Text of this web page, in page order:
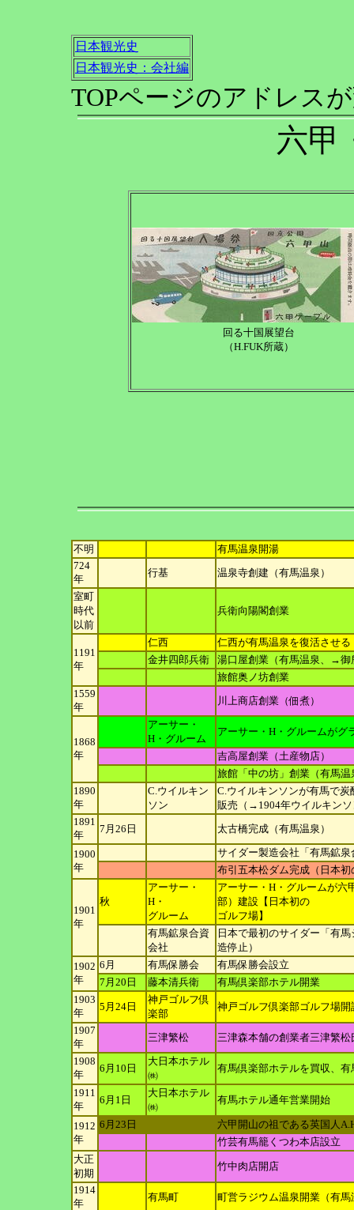
日本観光史
日本観光史：会社編
TOPページのアドレス
六甲
回る十国展望台
（H.FUK所蔵）
不明
有馬温泉開湯
724
年
行基
温泉寺創建（有馬温泉）
室町
時代
以前
兵衛向陽閣創業
1191
年
仁西
仁西が有馬温泉を復活させる
金井四郎兵衛
湯口屋創業（有馬温泉、→御
旅館奥ノ坊創業
1559
年
川上商店創業（佃煮）
1868
年
アーサー・
H・ グルーム
アーサー・H・グルームがグ
吉高屋創業（土産物店）
旅館「中の坊」創業（有馬温
1890
年
C.ウイルキン
ソン
C.ウイルキンソンが有馬で
販売（→1904年ウ イルキン
1891
年
7月26日 太古橋完成（有馬温泉）
1900
年
サイダー製造会社「有馬鉱
布引五本松ダム完成（日本
1901
年
秋
アーサー・
H・
グルーム
アーサー・H・グルームが
部）建設【日本初の
ゴルフ場】
有馬鉱泉合資
会社
日本で最初のサイダー「有
造停止）
1902
年
6月 有馬保勝会
有馬保勝会設立
7月20日
藤本清兵衛
有馬倶楽部ホテル開業
1903
年
5月24日
神戸ゴルフ倶
楽部
神戸ゴルフ倶楽部ゴルフ場開
1907
年
三津繁松
三津森本舗の創業者三津繁
1908
年
6月10日
大日本ホテル
㈱
有馬倶楽部ホテルを買収、
1911
年
6月1日
大日本ホテル
㈱
有馬ホテル通年営業開始
1912
年
6月23日
六甲開山の祖である英国人
竹芸有馬籠くつわ本店設立
大正
初期
竹中肉店開店
1914
年
有馬町
町営ラジウム温泉開業（有馬